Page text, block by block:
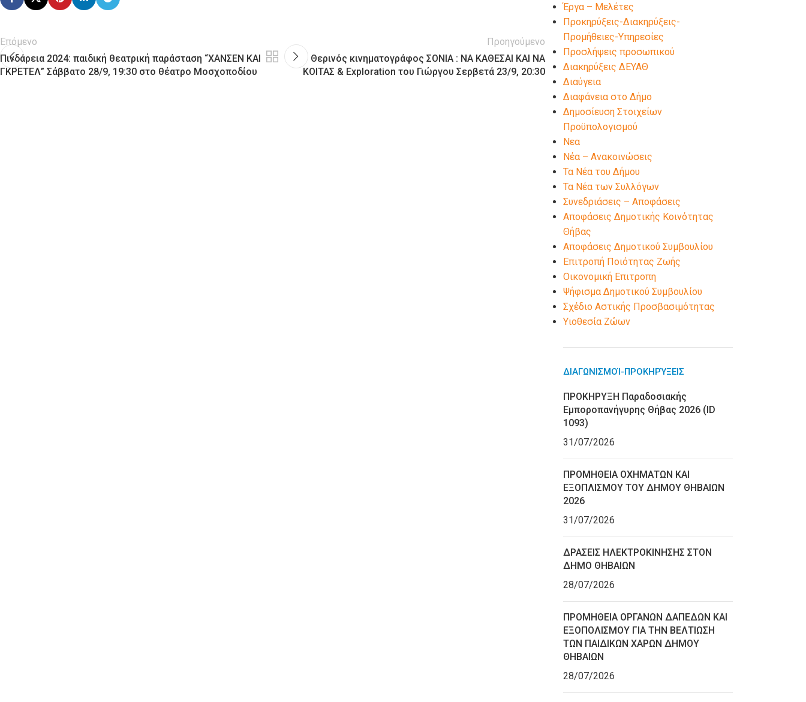
Επόμενο
Πινδάρεια 2024: παιδική θεατρική παράσταση “ΧΑΝΣΕΝ ΚΑΙ
ΓΚΡΕΤΕΛ” Σάββατο 28/9, 19:30 στο θέατρο Μοσχοποδίου
Προηγούμενο
Θερινός κινηματογράφος ΣΟΝΙΑ : ΝΑ ΚΑΘΕΣΑΙ ΚΑΙ ΝΑ
ΚΟΙΤΑΣ & Exploration του Γιώργου Σερβετά 23/9, 20:30
Έργα – Μελέτες
Προκηρύξεις-Διακηρύξεις-
Προμήθειες-Υπηρεσίες
Προσλήψεις προσωπικού
Διακηρύξεις ΔΕΥΑΘ
Διαύγεια
Διαφάνεια στο Δήμο
Δημοσίευση Στοιχείων
Προϋπολογισμού
Νεα
Νέα – Ανακοινώσεις
Τα Νέα του Δήμου
Τα Νέα των Συλλόγων
Συνεδριάσεις – Αποφάσεις
Αποφάσεις Δημοτικής Κοινότητας
Θήβας
Αποφάσεις Δημοτικού Συμβουλίου
Επιτροπή Ποιότητας Ζωής
Οικονομική Επιτροπη
Ψήφισμα Δημοτικού Συμβουλίου
Σχέδιο Αστικής Προσβασιμότητας
Υιοθεσία Ζώων
ΔΙΑΓΩΝΙΣΜΟΊ-ΠΡΟΚΗΡΎΞΕΙΣ
ΠΡΟΚΗΡΥΞΗ Παραδοσιακής
Εμποροπανήγυρης Θήβας 2026 (ID
1093)
31/07/2026
ΠΡΟΜΗΘΕΙΑ ΟΧΗΜΑΤΩΝ ΚΑΙ
ΕΞΟΠΛΙΣΜΟΥ ΤΟΥ ΔΗΜΟΥ ΘΗΒΑΙΩΝ
2026
31/07/2026
ΔΡΑΣΕΙΣ ΗΛΕΚΤΡΟΚΙΝΗΣΗΣ ΣΤΟΝ
ΔΗΜΟ ΘΗΒΑΙΩΝ
28/07/2026
ΠΡΟΜΗΘΕΙΑ ΟΡΓΑΝΩΝ ΔΑΠΕΔΩΝ ΚΑΙ
ΕΞΟΠΟΛΙΣΜΟΥ ΓΙΑ ΤΗΝ ΒΕΛΤΙΩΣΗ
ΤΩΝ ΠΑΙΔΙΚΩΝ ΧΑΡΩΝ ΔΗΜΟΥ
ΘΗΒΑΙΩΝ
28/07/2026